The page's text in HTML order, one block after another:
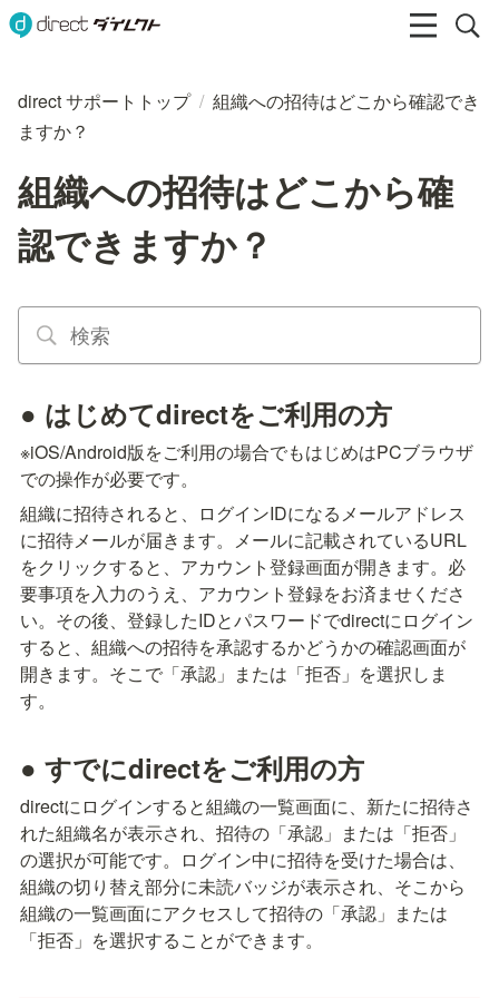
direct サポートトップ / 組織への招待はどこから確認でき
ますか？
組織への招待はどこから確
認できますか？
● はじめてdirectをご利用の方
※iOS/Android版をご利用の場合でもはじめはPCブラウザ
での操作が必要です。
組織に招待されると、ログインIDになるメールアドレス
に招待メールが届きます。メールに記載されているURL
をクリックすると、アカウント登録画面が開きます。必
要事項を入力のうえ、アカウント登録をお済ませくださ
い。その後、登録したIDとパスワードでdirectにログイン
すると、組織への招待を承認するかどうかの確認画面が
開きます。そこで「承認」または「拒否」を選択しま
す。
● すでにdirectをご利用の方
directにログインすると組織の一覧画面に、新たに招待さ
れた組織名が表示され、招待の「承認」または「拒否」
の選択が可能です。ログイン中に招待を受けた場合は、
組織の切り替え部分に未読バッジが表示され、そこから
組織の一覧画面にアクセスして招待の「承認」または
「拒否」を選択することができます。